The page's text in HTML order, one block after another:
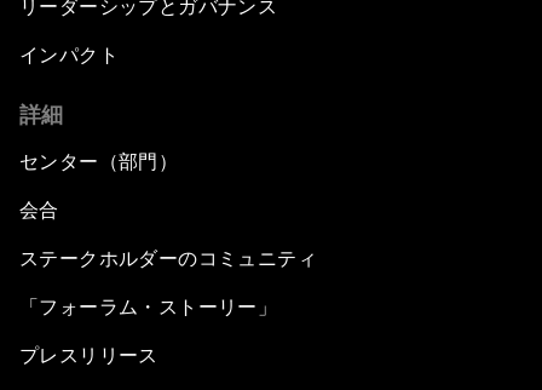
リーダーシップとガバナンス
インパクト
詳細
センター（部門）
会合
ステークホルダーのコミュニティ
「フォーラム・ストーリー」
プレスリリース